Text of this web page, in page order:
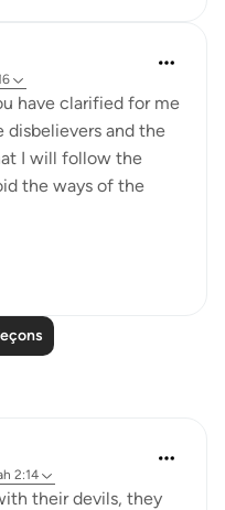
have clarified for me
disbelievers and the
I will follow the
the ways of the
2:14
their devils, they